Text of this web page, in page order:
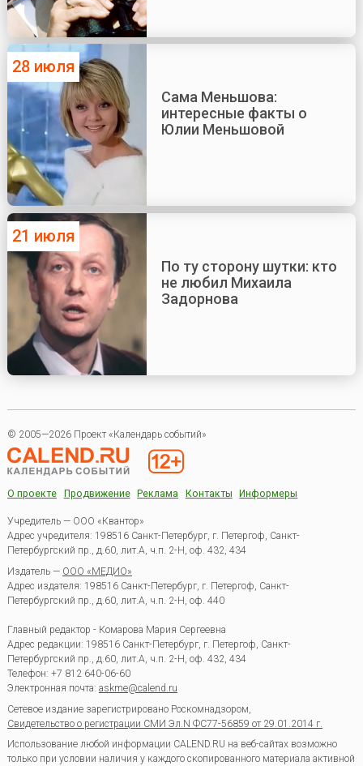
28 июля
Сама Меньшова:
интересные факты о
Юлии Меньшовой
21 июля
По ту сторону шутки: кто
не любил Михаила
Задорнова
© 2005—2026 Проект «Календарь событий»
О проекте Продвижение Реклама Контакты Информеры
Учредитель — ООО «Квантор»
Адрес учредителя: 198516 Санкт-Петербург, г. Петергоф, Санкт-
Петербургский пр., д.60, лит.А, ч.п. 2-Н, оф. 432, 434
Издатель — ООО «МЕДИО»
Адрес издателя: 198516 Санкт-Петербург, г. Петергоф, Санкт-
Петербургский пр., д.60, лит.А, ч.п. 2-Н, оф. 440
Главный редактор - Комарова Мария Сергеевна
Адрес редакции: 198516 Санкт-Петербург, г. Петергоф, Санкт-
Петербургский пр., д.60, лит.А, ч.п. 2-Н, оф. 432, 434
Телефон: +7 812 640-06-60
Электронная почта: askme@calend.ru
Сетевое издание зарегистрировано Роскомнадзором,
Свидетельство о регистрации СМИ Эл.N ФС77-56859 от 29.01.2014 г.
Использование любой информации CALEND.RU на веб-сайтах возможно
только при условии наличия у каждого скопированного материала активной